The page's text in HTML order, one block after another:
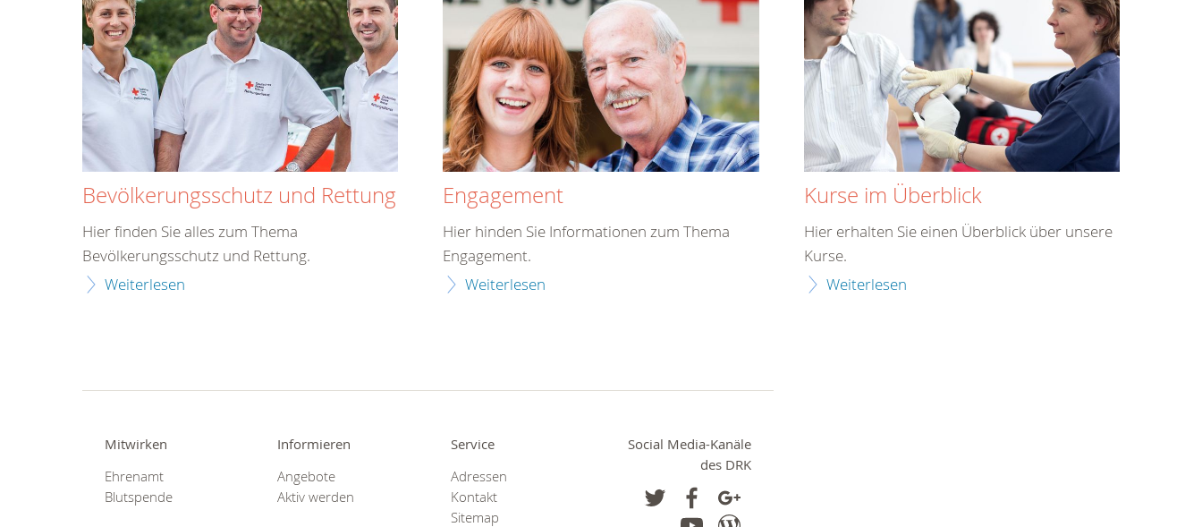
Bevölkerungsschutz und Rettung
Hier finden Sie alles zum Thema
Bevölkerungsschutz und Rettung.
Weiterlesen
Engagement
Hier hinden Sie Informationen zum Thema
Engagement.
Weiterlesen
Kurse im Überblick
Hier erhalten Sie einen Überblick über unsere
Kurse.
Weiterlesen
Mitwirken
Ehrenamt
Blutspende
Informieren
Angebote
Aktiv werden
Service
Adressen
Kontakt
Sitemap
Social Media-Kanäle
des DRK